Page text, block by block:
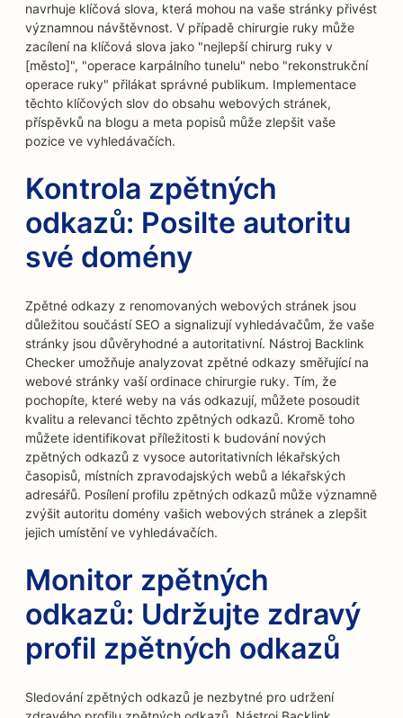
navrhuje klíčová slova, která mohou na vaše stránky přivést
významnou návštěvnost. V případě chirurgie ruky může
zacílení na klíčová slova jako "nejlepší chirurg ruky v
[město]", "operace karpálního tunelu" nebo "rekonstrukční
operace ruky" přilákat správné publikum. Implementace
těchto klíčových slov do obsahu webových stránek,
příspěvků na blogu a meta popisů může zlepšit vaše
pozice ve vyhledávačích.
Kontrola zpětných
odkazů: Posilte autoritu
své domény
Zpětné odkazy z renomovaných webových stránek jsou
důležitou součástí SEO a signalizují vyhledávačům, že vaše
stránky jsou důvěryhodné a autoritativní. Nástroj Backlink
Checker umožňuje analyzovat zpětné odkazy směřující na
webové stránky vaší ordinace chirurgie ruky. Tím, že
pochopíte, které weby na vás odkazují, můžete posoudit
kvalitu a relevanci těchto zpětných odkazů. Kromě toho
můžete identifikovat příležitosti k budování nových
zpětných odkazů z vysoce autoritativních lékařských
časopisů, místních zpravodajských webů a lékařských
adresářů. Posílení profilu zpětných odkazů může významně
zvýšit autoritu domény vašich webových stránek a zlepšit
jejich umístění ve vyhledávačích.
Monitor zpětných
odkazů: Udržujte zdravý
profil zpětných odkazů
Sledování zpětných odkazů je nezbytné pro udržení